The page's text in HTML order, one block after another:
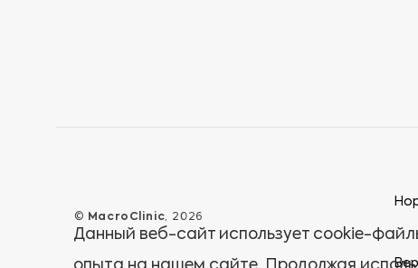
© MacroClinic, 2026
Данный веб-сайт использует cookie-